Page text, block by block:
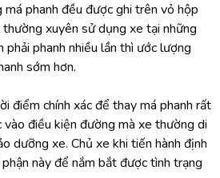
phanh đều được ghi trên vỏ hộp
thường xuyên sử dụng xe tại những
phải phanh nhiều lần thì ước lượng
sớm hơn.
điểm chính xác để thay má phanh rất
điều kiện đường mà xe thường di
dưỡng xe. Chủ xe khi tiến hành định
này để nắm bắt được tình trạng